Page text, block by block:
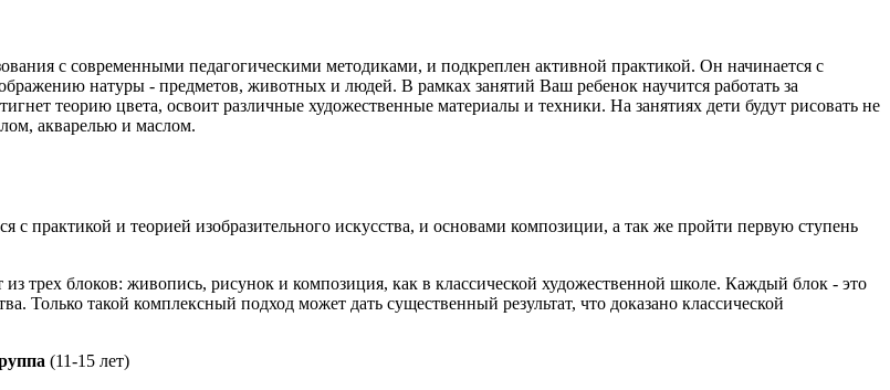
с современными педагогическими методиками, и подкреплен активной практикой. Он начинается с
натуры - предметов, животных и людей. В рамках занятий Ваш ребенок научится работать за
теорию цвета, освоит различные художественные материалы и техники. На занятиях дети будут рисовать не
акварелью и маслом.
с практикой и теорией изобразительного искусства, и основами композиции, а так же пройти первую ступень
из трех блоков: живопись, рисунок и композиция, как в классической художественной школе. Каждый блок - это
Только такой комплексный подход может дать существенный результат, что доказано классической
(11-15 лет)